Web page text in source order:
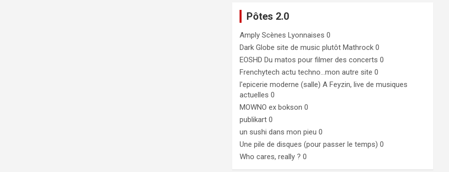
Pôtes 2.0
Amply Scènes Lyonnaises 0
Dark Globe site de music plutôt Mathrock 0
EOSHD Du matos pour filmer des concerts 0
Frenchytech actu techno…mon autre site 0
l'epicerie moderne (salle) A Feyzin, live de musiques
actuelles 0
MOWNO ex bokson 0
publikart 0
un sushi dans mon pieu 0
Une pile de disques (pour passer le temps) 0
Who cares, really ? 0